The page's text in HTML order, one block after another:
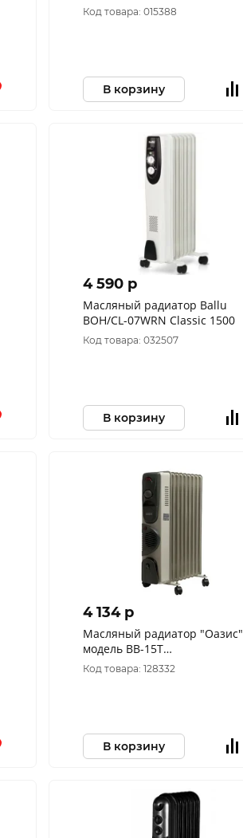
Код товара: 015388
В корзину
4 590 p
Масляный радиатор Ballu
BOH/CL-07WRN Classic 1500
Код товара: 032507
В корзину
4 134 p
Масляный радиатор "Оазис"
модель BВ-15Т
(10317120/070623/3100703,
КИТАЙ )
Код товара: 128332
В корзину